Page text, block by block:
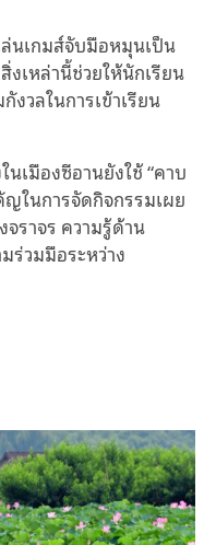
ล่นเกมส์จับมือหมุนเป็น
เหล่านี้ช่วยให้นักเรียน
งวลในการเข้าเรียน
เมืองซีอานยังใช้ “คาบ
ญในการจัดกิจกรรมเผย
ราจร ความรู้ด้าน
ร่วมมือระหว่าง